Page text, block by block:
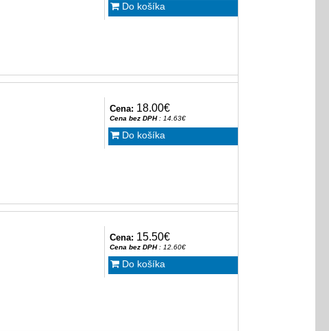
Do košíka
Cena: 18.00€
Cena bez DPH: 14.63€
Do košíka
Cena: 15.50€
Cena bez DPH: 12.60€
Do košíka